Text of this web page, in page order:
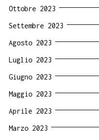
Ottobre 2023
Settembre 2023
Agosto 2023
Luglio 2023
Giugno 2023
Maggio 2023
Aprile 2023
Marzo 2023